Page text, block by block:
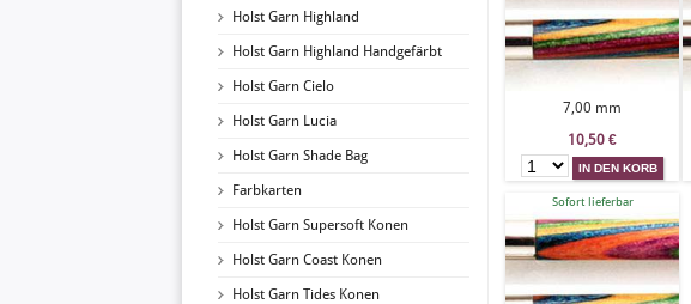
Holst Garn Highland
Holst Garn Highland Handgefärbt
Holst Garn Cielo
Holst Garn Lucia
Holst Garn Shade Bag
Farbkarten
Holst Garn Supersoft Konen
Holst Garn Coast Konen
Holst Garn Tides Konen
7,00 mm
10,50 €
Sofort lieferbar